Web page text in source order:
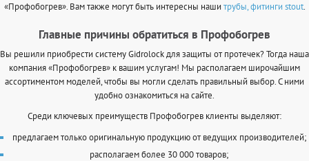
«Профобогрев». Вам также могут быть интересны наши трубы, фитинги stout.
Главные причины обратиться в Профобогрев
Вы решили приобрести систему Gidrolock для защиты от протечек? Тогда наша
компания «Профобогрев» к вашим услугам! Мы располагаем широчайшим
ассортиментом моделей, чтобы вы могли сделать правильный выбор. С ними
удобно ознакомиться на сайте.
Среди ключевых преимуществ Профобогрев клиенты выделяют:
предлагаем только оригинальную продукцию от ведущих производителей;
располагаем более 30 000 товаров;